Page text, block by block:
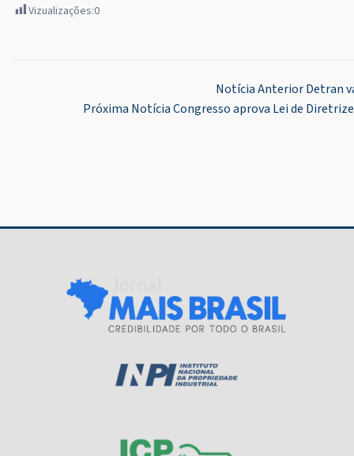
Vizualizações:0
Notícia AnteriorDetran
Próxima NotíciaCongresso aprova Lei de